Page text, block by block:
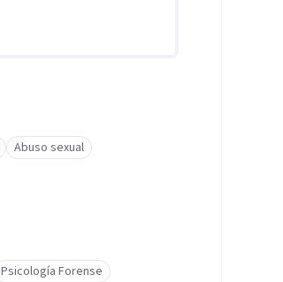
Abuso sexual
Psicología Forense